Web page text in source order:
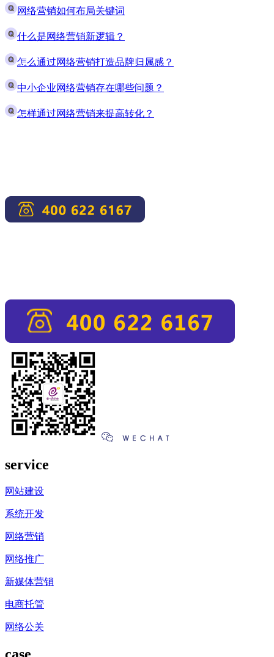
网络营销如何布局关键词
什么是网络营销新逻辑？
怎么通过网络营销打造品牌归属感？
中小企业网络营销存在哪些问题？
怎样通过网络营销来提高转化？
service
网站建设
系统开发
网络营销
网络推广
新媒体营销
电商托管
网络公关
case